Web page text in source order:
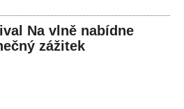
Na vlně nabídne
zážitek